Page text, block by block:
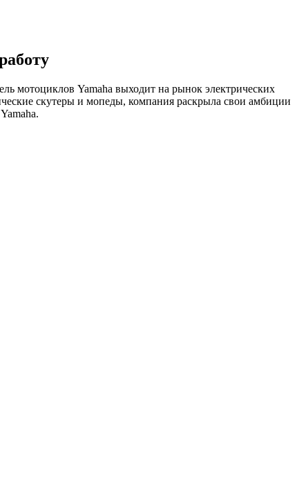
мотоциклов Yamaha выходит на рынок электрических
скутеры и мопеды, компания раскрыла свои амбиции